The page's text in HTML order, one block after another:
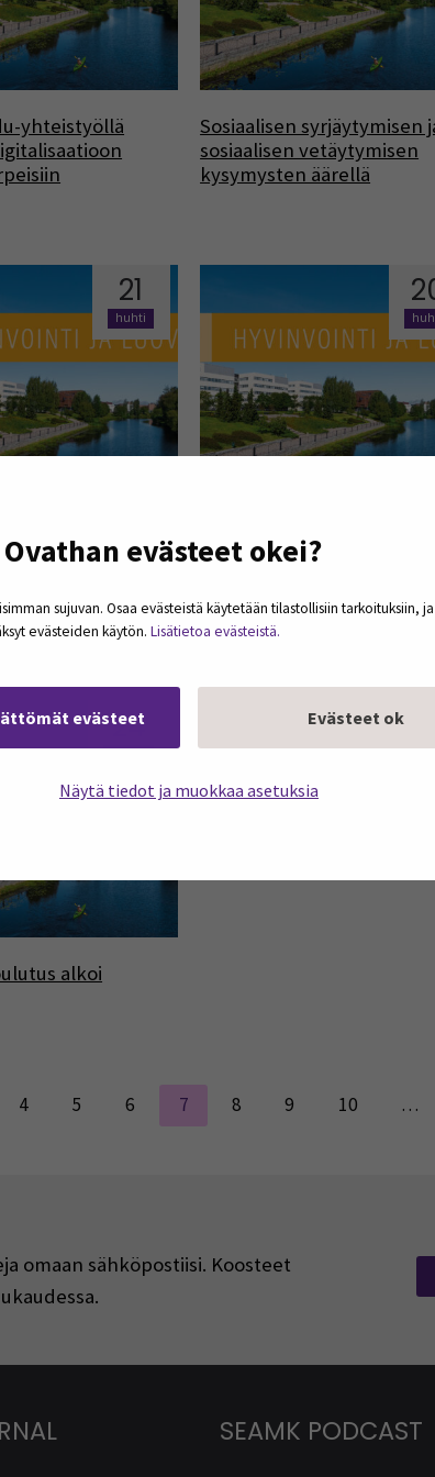
Ovathan evästeet okei?
sujuvan. Osaa evästeistä käytetään tilastollisiin tarkoituksiin,
evästeiden käytön. Lisätietoa evästeistä.
evästeet Evästeet ok
Näytä tiedot ja muokkaa asetuksia
yhteistyöllä
Sosiaalisen syrjäytymisen
sosiaalisen vetäytymisen
kysymysten äärellä
21
huhti
ja pilotoinnin
TATTI-hanke osallistui
Työterveys- ja
koulutuspäiville
24
maalis
alkoi
4 5 6 7 8 9 10 …
omaan sähköpostiisi. Koosteet
SEAMK PODCAST